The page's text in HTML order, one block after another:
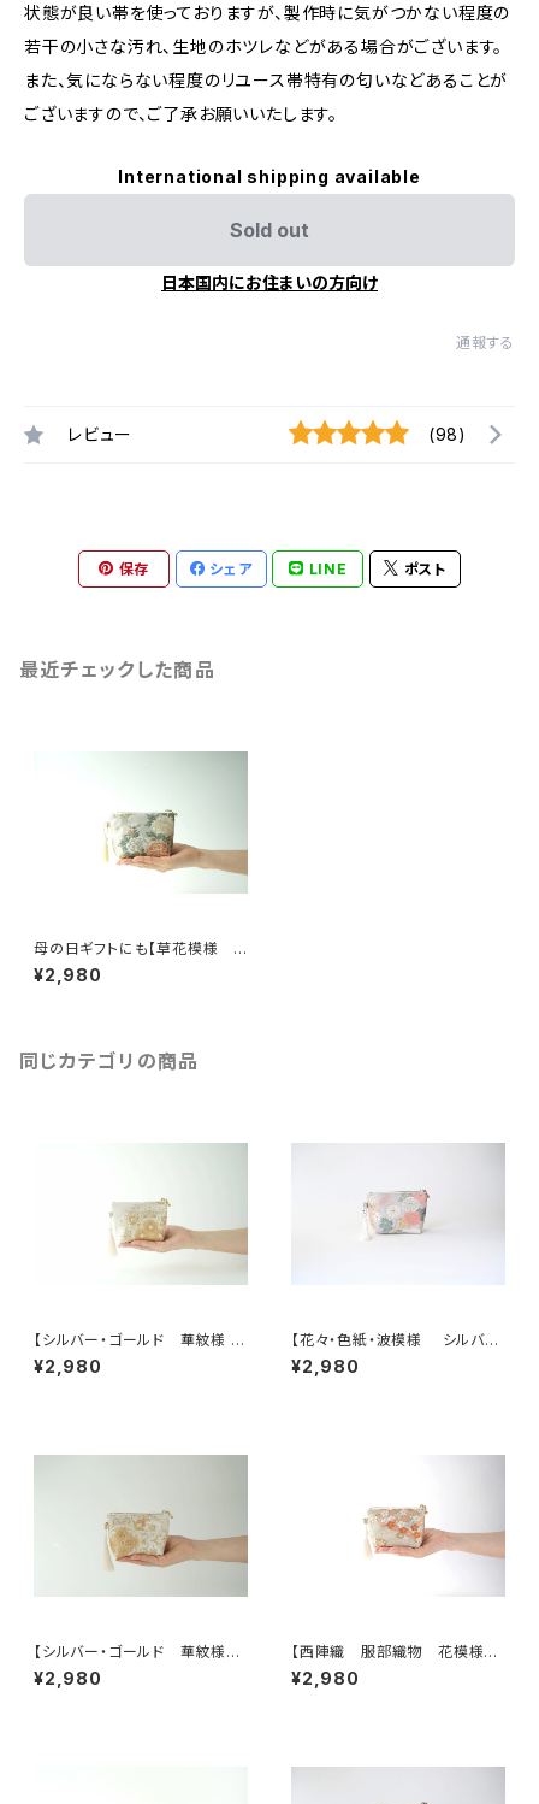
状態が良い帯を使っておりますが、製作時に気がつかない程度の
若干の小さな汚れ、生地のホツレなどがある場合がございます。
また、気にならない程度のリユース帯特有の匂いなどあることが
ございますので、ご了承お願いいたします。
International shipping available
Sold out
日本国内にお住まいの方向け
通報する
レビュー (98)
保存 シェア LINE ポスト
最近チェックした商品
母の日ギフトにも【草花模様 シ
ルク帯 ミニポーチ】化粧ポー
チ、カードケース、ポーチ小さめ、
¥2,980
同じカテゴリの商品
【シルバー・ゴールド 華紋様 シ
ルク帯 ポーチ】カードケース、
ポーチ小さめ、ジュエリーポー
¥2,980
【花々・色紙・波模様 シルバ
ー・薄紫 シルク帯リメイク ミニ
ポーチ】カードケース、ポーチ小
¥2,980
【シルバー・ゴールド 華紋様
シルク帯リメイクミニポーチ】カ
ードケース、ポーチ小さめ、ジュ
¥2,980
【西陣織 服部織物 花模様
帯リメイクミニポーチ】カードケ
ース、ポーチ小さめ、ジュエリー
¥2,980